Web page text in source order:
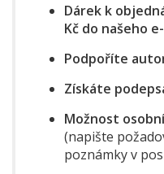
Dárek k
Kč do našeho
Podpoříte
Získáte
Možnost
(napište
poznámky v